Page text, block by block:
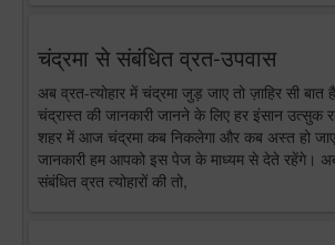
चंद्रमा से संबंधित व्रत-उपवास
अब व्रत-त्योहार में चंद्रमा जुड़ जाए तो ज़ाहिर सी
चंद्रास्त की जानकारी जानने के लिए हर इंसान
शहर में आज चंद्रमा कब निकलेगा और कब अस्त हो
जानकारी हम आपको इस पेज के माध्यम से देते रहेंगे।
संबंधित व्रत त्योहारों की तो,